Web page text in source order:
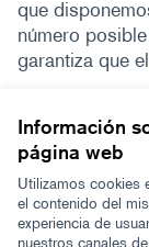
Información
página web
Utilizamos cookies
el contenido del
experiencia de
nuestros canales
que
número
garantiza que
Términos y
Configuración de
Zeugaz en X
(Enlace externo)
Zeugaz en
(Enlace
Zeugaz
(Enlace